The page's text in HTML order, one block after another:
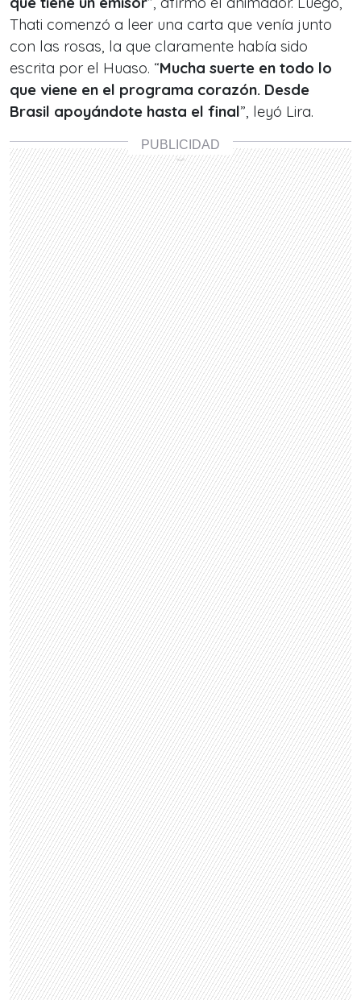
Thati comenzó a leer una carta que venía junto
con las rosas, la que claramente había sido
escrita por el Huaso. “Mucha suerte en todo lo
que viene en el programa corazón. Desde
Brasil apoyándote hasta el final”, leyó Lira.